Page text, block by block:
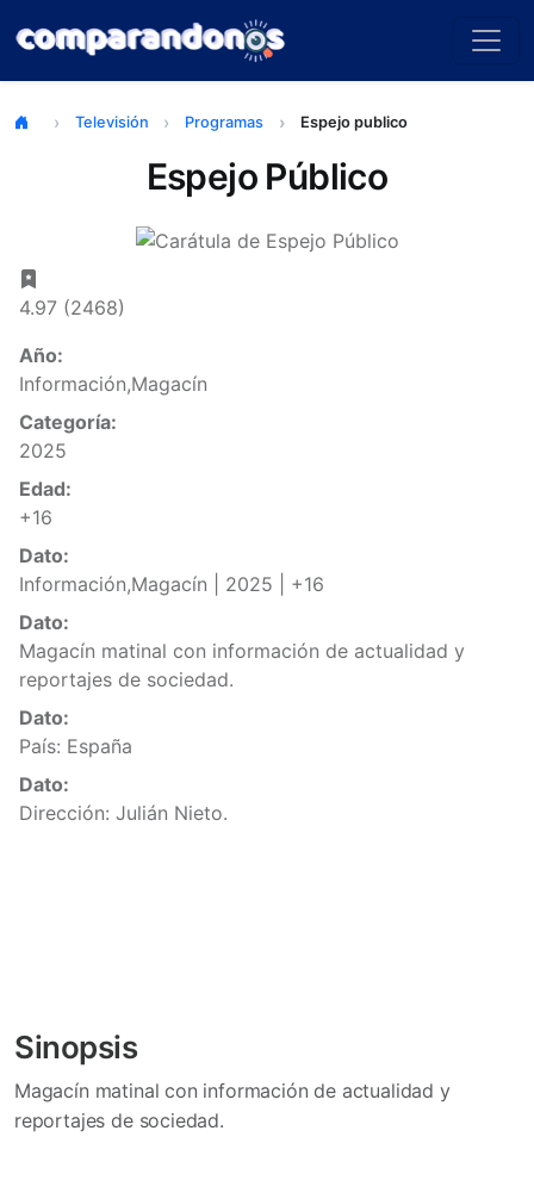
Televisión Programas Espejo publico
Espejo Público
4.97 (2468)
Año:
Información,Magacín
Categoría:
2025
Edad:
+16
Dato:
Información,Magacín | 2025 | +16
Dato:
Magacín matinal con información de actualidad y
reportajes de sociedad.
Dato:
País: España
Dato:
Dirección: Julián Nieto.
Sinopsis
Magacín matinal con información de actualidad y
reportajes de sociedad.